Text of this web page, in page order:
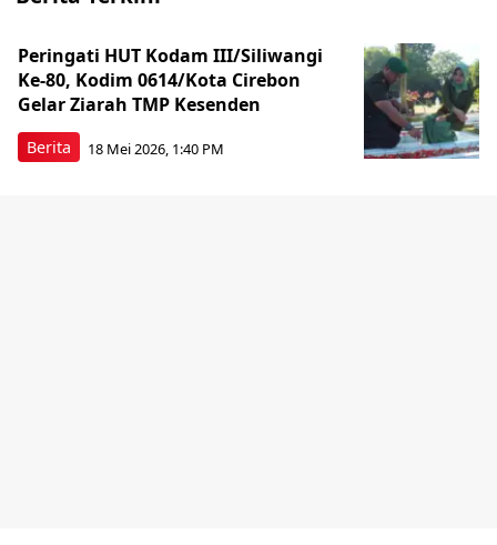
Berita
Peringati HUT Kodam III/Siliwangi
Ke-80, Kodim 0614/Kota Cirebon
Gelar Ziarah TMP Kesenden
18 Mei 2026, 1:40 PM